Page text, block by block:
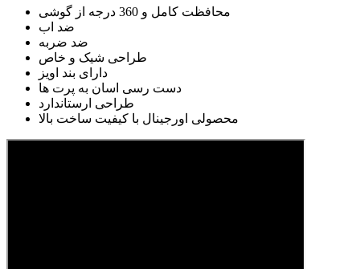
محافظت کامل و 360 درجه از گوشی
ضد اب
ضد ضربه
طراحی شیک و خاص
دارای بند اویز
دست رسی اسان به پرت ها
طراحی ارستاندارد
محصولی اورجینال با کیفیت ساخت بالا